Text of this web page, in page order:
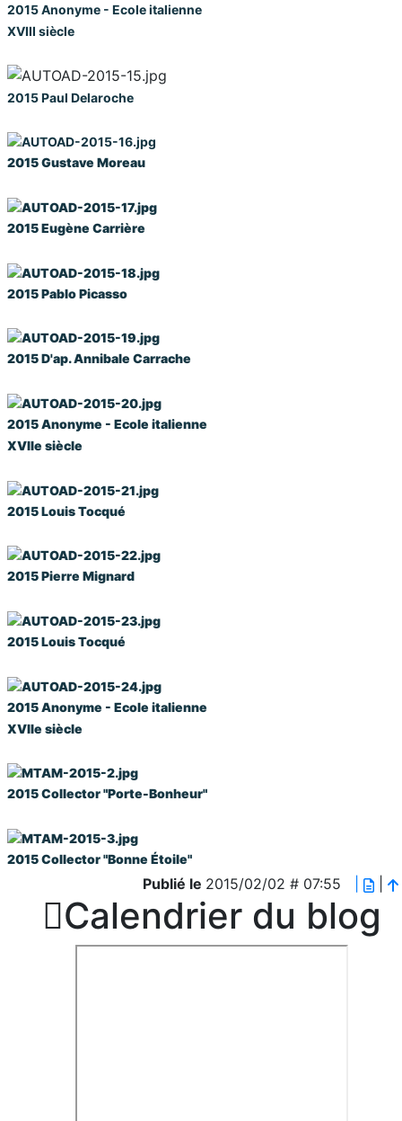
2015Anonyme - Ecole italienne
XVIII siècle
2015Paul Delaroche
2015Gustave Moreau
2015Eugène Carrière
2015Pablo Picasso
2015D'ap. Annibale Carrache
2015Anonyme - Ecole italienne
XVIIe siècle
2015Louis Tocqué
2015Pierre Mignard
2015Louis Tocqué
2015Anonyme - Ecole italienne
XVIIe siècle
2015Collector "Porte-Bonheur"
2015Collector "Bonne Étoile"
Publié le 2015/02/02 # 07:55
Calendrier du blog